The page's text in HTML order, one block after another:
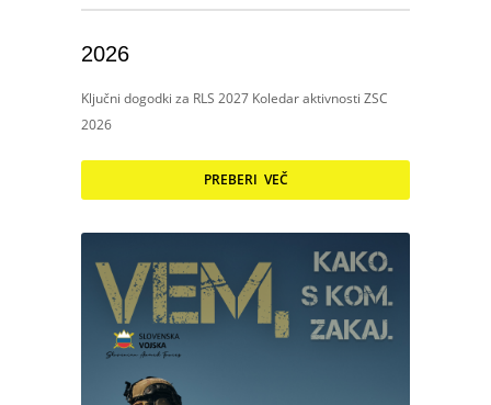
2026
Ključni dogodki za RLS 2027 Koledar aktivnosti ZSC
2026
PREBERI VEČ